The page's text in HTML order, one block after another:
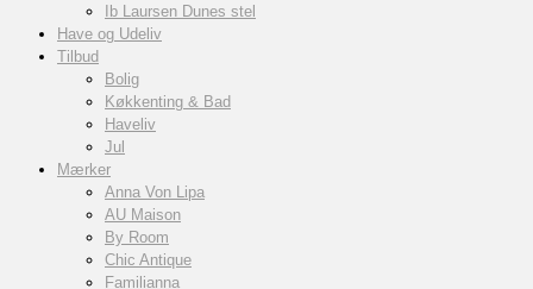
Ib Laursen Dunes stel
Have og Udeliv
Tilbud
Bolig
Køkkenting & Bad
Haveliv
Jul
Mærker
Anna Von Lipa
AU Maison
By Room
Chic Antique
Familianna